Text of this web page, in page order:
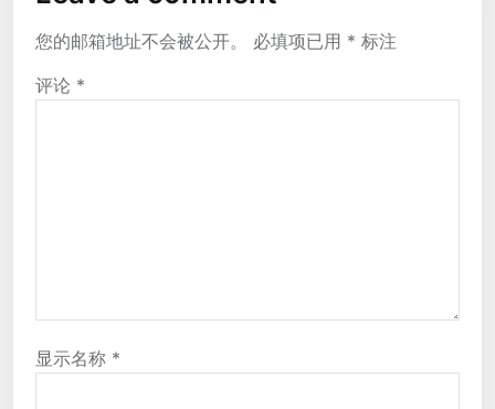
您的邮箱地址不会被公开。 必填项已用 * 标注
评论 *
显示名称 *